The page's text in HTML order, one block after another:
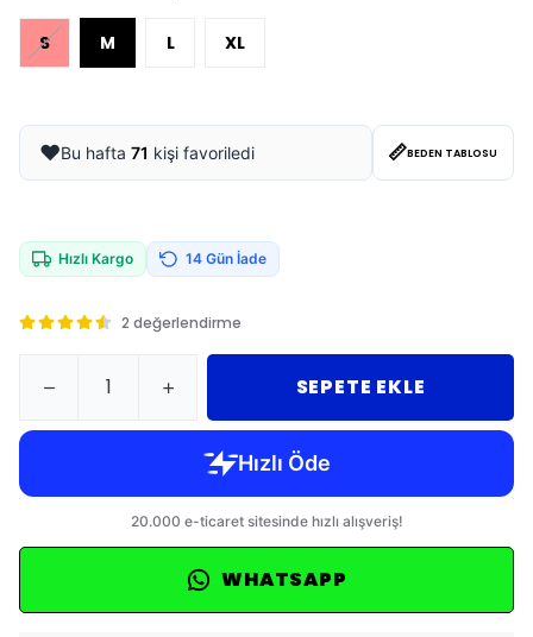
S M L XL
❤️Bu hafta 71 kişi favoriledi 📏BEDEN TABLOSU
Hızlı Kargo 14 Gün İade
2 değerlendirme
SEPETE EKLE
WHATSAPP